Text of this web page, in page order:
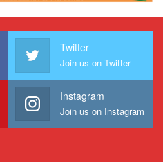
Twitter
Join us on Twitter
Instagram
Join us on Instagram